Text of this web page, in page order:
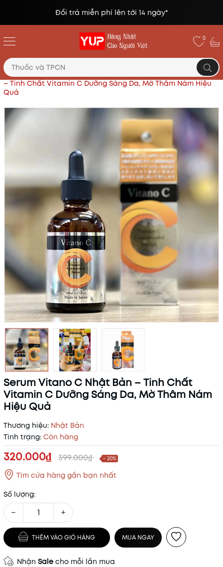
Đổi trả miễn phí lên tới 14 ngày*
0
Trang chủ Mỹ phẩm Nhật
Serum Vitano C Nhật Bản
– Tinh Chất Vitamin C Dưỡng Sáng Da, Mờ Thâm Nám Hiệu
Quả
Serum Vitano C Nhật Bản – Tinh Chất
Vitamin C Dưỡng Sáng Da, Mờ Thâm Nám
Hiệu Quả
Thương hiệu: Nhật Bản
Tình trạng: Còn hàng
320.000₫ 399.000₫ - 20%
Tìm cửa hàng gần bạn nhất
Số lượng:
− +
THÊM VÀO GIỎ HÀNG MUA NGAY
Nhận Sale cho mỗi lần mua